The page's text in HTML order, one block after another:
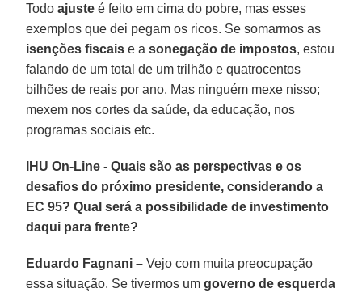
Todoajuste é feito em cima do pobre, mas esses
exemplos que dei pegam os ricos. Se somarmos as
isenções fiscais e a sonegação de impostos, estou
falando de um total de um trilhão e quatrocentos
bilhões de reais por ano. Mas ninguém mexe nisso;
mexem nos cortes da saúde, da educação, nos
programas sociais etc.
IHU On-Line - Quais são as perspectivas e os
desafios do próximo presidente, considerando a
EC 95? Qual será a possibilidade de investimento
daqui para frente?
Eduardo Fagnani – Vejo com muita preocupação
essa situação. Se tivermos umgoverno de esquerda